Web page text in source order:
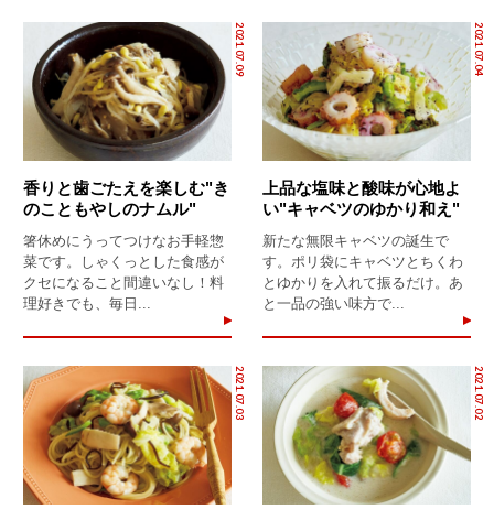
2021.07.09
香りと歯ごたえを楽しむ"き
のこともやしのナムル"
箸休めにうってつけなお手軽惣
菜です。しゃくっとした食感が
クセになること間違いなし！料
理好きでも、毎日...
2021.07.04
上品な塩味と酸味が心地よ
い"キャベツのゆかり和え"
新たな無限キャベツの誕生で
す。ポリ袋にキャベツとちくわ
とゆかりを入れて振るだけ。あ
と一品の強い味方で...
2021.07.03 2021.07.02